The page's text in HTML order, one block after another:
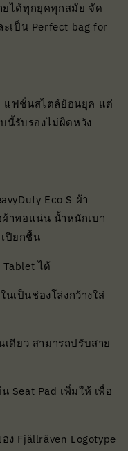
ยได้ทุกยุคทุกสมัย จัด
เป็น Perfect bag for
แฟชั่นสไตล์ย้อนยุค แต่
นี้รับรองไม่ผิดหวัง
Eco S ผ้า
าทอแน่น น้ำหนักเบา
ปียกชื้น
ได้
เป็นช่องโล่งกว้างใส่
ดียว สามารถปรับสาย
Pad เพิ่มให้ เพื่อ
Fjällräven Logotype